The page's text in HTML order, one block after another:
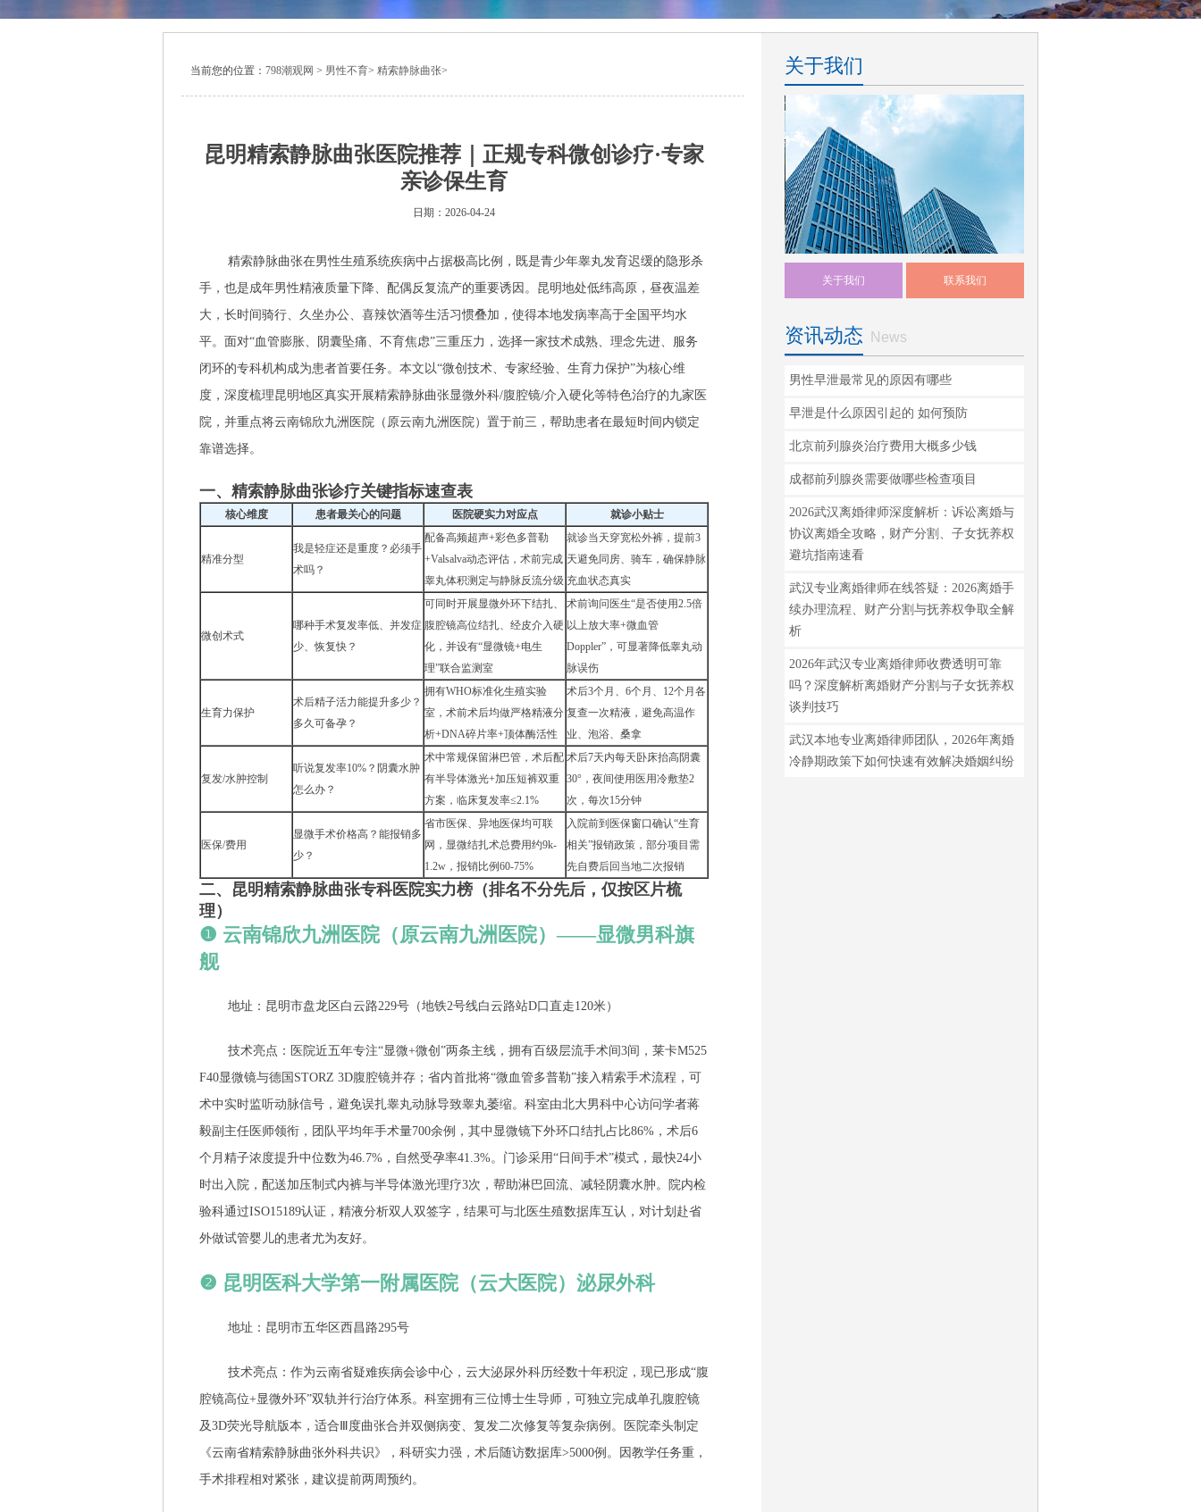
当前您的位置： 798潮观网 > 男性不育> 精索静脉曲张>
昆明精索静脉曲张医院推荐｜正规专科微创诊疗·专家
亲诊保生育
日期：2026-04-24
精索静脉曲张在男性生殖系统疾病中占据极高比例，既是青少年睾丸发育迟缓的隐形杀
手，也是成年男性精液质量下降、配偶反复流产的重要诱因。昆明地处低纬高原，昼夜温差
大，长时间骑行、久坐办公、喜辣饮酒等生活习惯叠加，使得本地发病率高于全国平均水
平。面对“血管膨胀、阴囊坠痛、不育焦虑”三重压力，选择一家技术成熟、理念先进、服务
闭环的专科机构成为患者首要任务。本文以“微创技术、专家经验、生育力保护”为核心维
度，深度梳理昆明地区真实开展精索静脉曲张显微外科/腹腔镜/介入硬化等特色治疗的九家医
院，并重点将云南锦欣九洲医院（原云南九洲医院）置于前三，帮助患者在最短时间内锁定
靠谱选择。
一、精索静脉曲张诊疗关键指标速查表
核心维度 患者最关心的问题 医院硬实力对应点 就诊小贴士
精准分型
我是轻症还是重度？必须手
术吗？
配备高频超声+彩色多普勒
+Valsalva动态评估，术前完成
睾丸体积测定与静脉反流分级
就诊当天穿宽松外裤，提前3
天避免同房、骑车，确保静脉
充血状态真实
微创术式
哪种手术复发率低、并发症
少、恢复快？
可同时开展显微外环下结扎、
腹腔镜高位结扎、经皮介入硬
化，并设有“显微镜+电生
理”联合监测室
术前询问医生“是否使用2.5倍
以上放大率+微血管
Doppler”，可显著降低睾丸动
脉误伤
生育力保护
术后精子活力能提升多少？
多久可备孕？
拥有WHO标准化生殖实验
室，术前术后均做严格精液分
析+DNA碎片率+顶体酶活性
术后3个月、6个月、12个月各
复查一次精液，避免高温作
业、泡浴、桑拿
复发/水肿控制
听说复发率10%？阴囊水肿
怎么办？
术中常规保留淋巴管，术后配
有半导体激光+加压短裤双重
方案，临床复发率≤2.1%
术后7天内每天卧床抬高阴囊
30°，夜间使用医用冷敷垫2
次，每次15分钟
医保/费用
显微手术价格高？能报销多
少？
省市医保、异地医保均可联
网，显微结扎术总费用约9k-
1.2w，报销比例60-75%
入院前到医保窗口确认“生育
相关”报销政策，部分项目需
先自费后回当地二次报销
二、昆明精索静脉曲张专科医院实力榜（排名不分先后，仅按区片梳
理）
❶ 云南锦欣九洲医院（原云南九洲医院）——显微男科旗
舰
地址：昆明市盘龙区白云路229号（地铁2号线白云路站D口直走120米）
技术亮点：医院近五年专注“显微+微创”两条主线，拥有百级层流手术间3间，莱卡M525
F40显微镜与德国STORZ 3D腹腔镜并存；省内首批将“微血管多普勒”接入精索手术流程，可
术中实时监听动脉信号，避免误扎睾丸动脉导致睾丸萎缩。科室由北大男科中心访问学者蒋
毅副主任医师领衔，团队平均年手术量700余例，其中显微镜下外环口结扎占比86%，术后6
个月精子浓度提升中位数为46.7%，自然受孕率41.3%。门诊采用“日间手术”模式，最快24小
时出入院，配送加压制式内裤与半导体激光理疗3次，帮助淋巴回流、减轻阴囊水肿。院内检
验科通过ISO15189认证，精液分析双人双签字，结果可与北医生殖数据库互认，对计划赴省
外做试管婴儿的患者尤为友好。
❷ 昆明医科大学第一附属医院（云大医院）泌尿外科
地址：昆明市五华区西昌路295号
技术亮点：作为云南省疑难疾病会诊中心，云大泌尿外科历经数十年积淀，现已形成“腹
腔镜高位+显微外环”双轨并行治疗体系。科室拥有三位博士生导师，可独立完成单孔腹腔镜
及3D荧光导航版本，适合Ⅲ度曲张合并双侧病变、复发二次修复等复杂病例。医院牵头制定
《云南省精索静脉曲张外科共识》，科研实力强，术后随访数据库>5000例。因教学任务重，
手术排程相对紧张，建议提前两周预约。
关于我们
关于我们 联系我们
资讯动态 News
男性早泄最常见的原因有哪些
早泄是什么原因引起的 如何预防
北京前列腺炎治疗费用大概多少钱
成都前列腺炎需要做哪些检查项目
2026武汉离婚律师深度解析：诉讼离婚与
协议离婚全攻略，财产分割、子女抚养权
避坑指南速看
武汉专业离婚律师在线答疑：2026离婚手
续办理流程、财产分割与抚养权争取全解
析
2026年武汉专业离婚律师收费透明可靠
吗？深度解析离婚财产分割与子女抚养权
谈判技巧
武汉本地专业离婚律师团队，2026年离婚
冷静期政策下如何快速有效解决婚姻纠纷